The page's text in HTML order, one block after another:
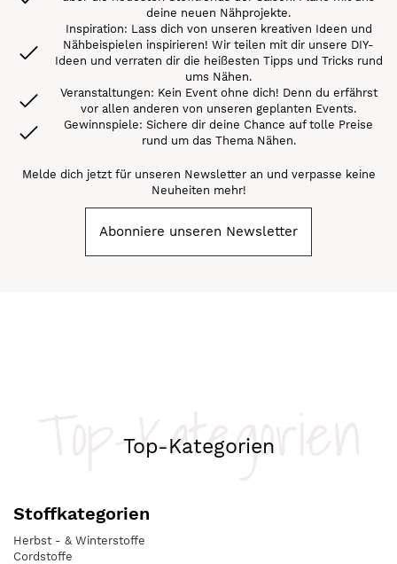
deine neuen Nähprojekte.
Inspiration: Lass dich von unseren kreativen Ideen und
Nähbeispielen inspirieren! Wir teilen mit dir unsere DIY-
Ideen und verraten dir die heißesten Tipps und Tricks rund
ums Nähen.
Veranstaltungen: Kein Event ohne dich! Denn du erfährst
vor allen anderen von unseren geplanten Events.
Gewinnspiele: Sichere dir deine Chance auf tolle Preise
rund um das Thema Nähen.
Melde dich jetzt für unseren Newsletter an und verpasse keine
Neuheiten mehr!
Abonniere unseren Newsletter
Top-Kategorien
Top-Kategorien
Stoffkategorien
Herbst - & Winterstoffe
Cordstoffe